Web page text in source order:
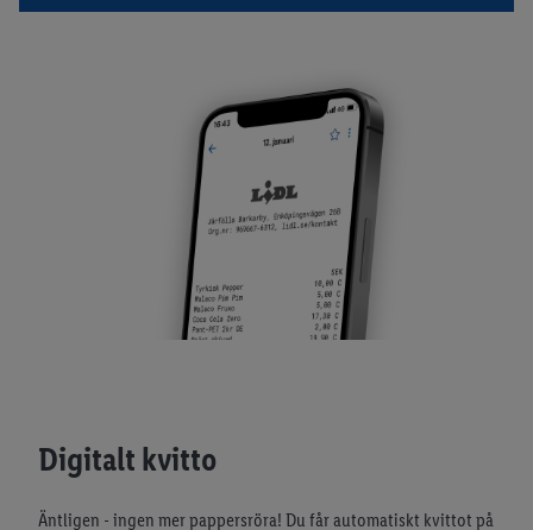
Digitalt kvitto
Äntligen - ingen mer pappersröra! Du får automatiskt kvittot på